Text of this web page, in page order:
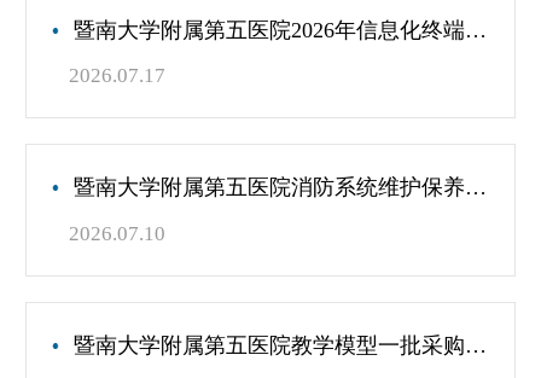
暨南大学附属第五医院2026年信息化终端设备综合运维服务项目
2026.07.17
暨南大学附属第五医院消防系统维护保养及检测服务项目
2026.07.10
暨南大学附属第五医院教学模型一批采购项目（第二次）